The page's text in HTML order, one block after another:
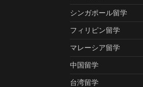
シンガポール留学
フィリピン留学
マレーシア留学
中国留学
台湾留学